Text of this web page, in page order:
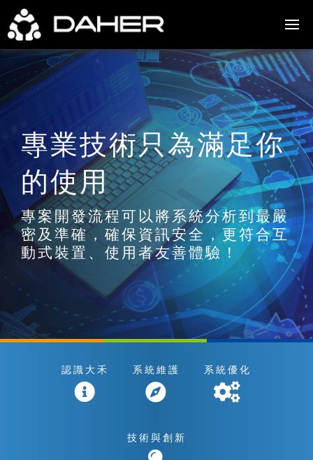
專業技術只為滿足你
的使用
專案開發流程可以將系統分析到最嚴
密及準確，確保資訊安全，更符合互
動式裝置、使用者友善體驗！
認識大禾 系統維護 系統優化
技術與創新